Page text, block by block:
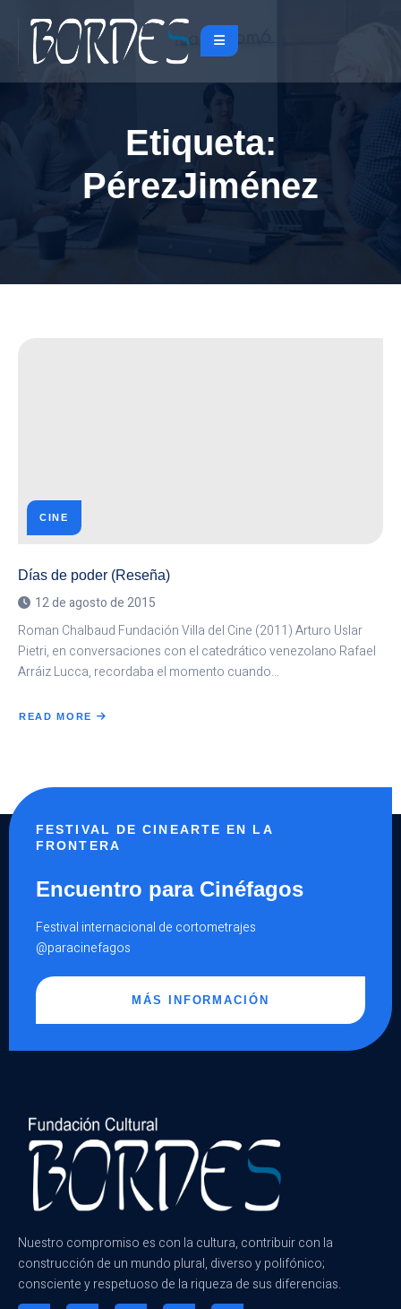
Etiqueta:
PérezJiménez
CINE
Días de poder (Reseña)
12 de agosto de 2015
Roman Chalbaud Fundación Villa del Cine (2011) Arturo Uslar
Pietri, en conversaciones con el catedrático venezolano Rafael
Arráiz Lucca, recordaba el momento cuando…
READ MORE
ABOUT
FESTIVAL DE CINEARTE EN LA
FRONTERA
Encuentro para Cinéfagos
Festival internacional de cortometrajes
@paracinefagos
MÁS INFORMACIÓN
Nuestro compromiso es con la cultura, contribuir con la
construcción de un mundo plural, diverso y polifónico;
consciente y respetuoso de la riqueza de sus diferencias.